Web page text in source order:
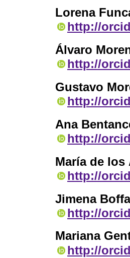
Lorena
http://
Álvaro
http://
Gustavo
http://
Ana
http://
María de los
http://
Jimena Boffa
http://
Mariana
http://